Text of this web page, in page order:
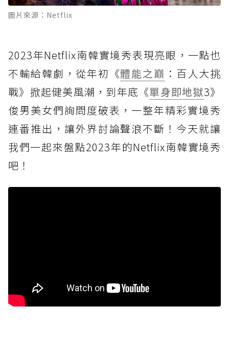
圖片來源：Netflix
2023年Netflix南韓實境秀表現亮眼，一點也
不輸給韓劇，從年初《體能之巔 ：百人大挑
戰》掀起健美風潮，到年底《單身即地獄3》
俊男美女們詢問度破表，一整年精彩實境秀
連番推出，讓外界討論聲浪不斷！今天就讓
我們一起來盤點2023年的Netflix南韓實境秀
吧！